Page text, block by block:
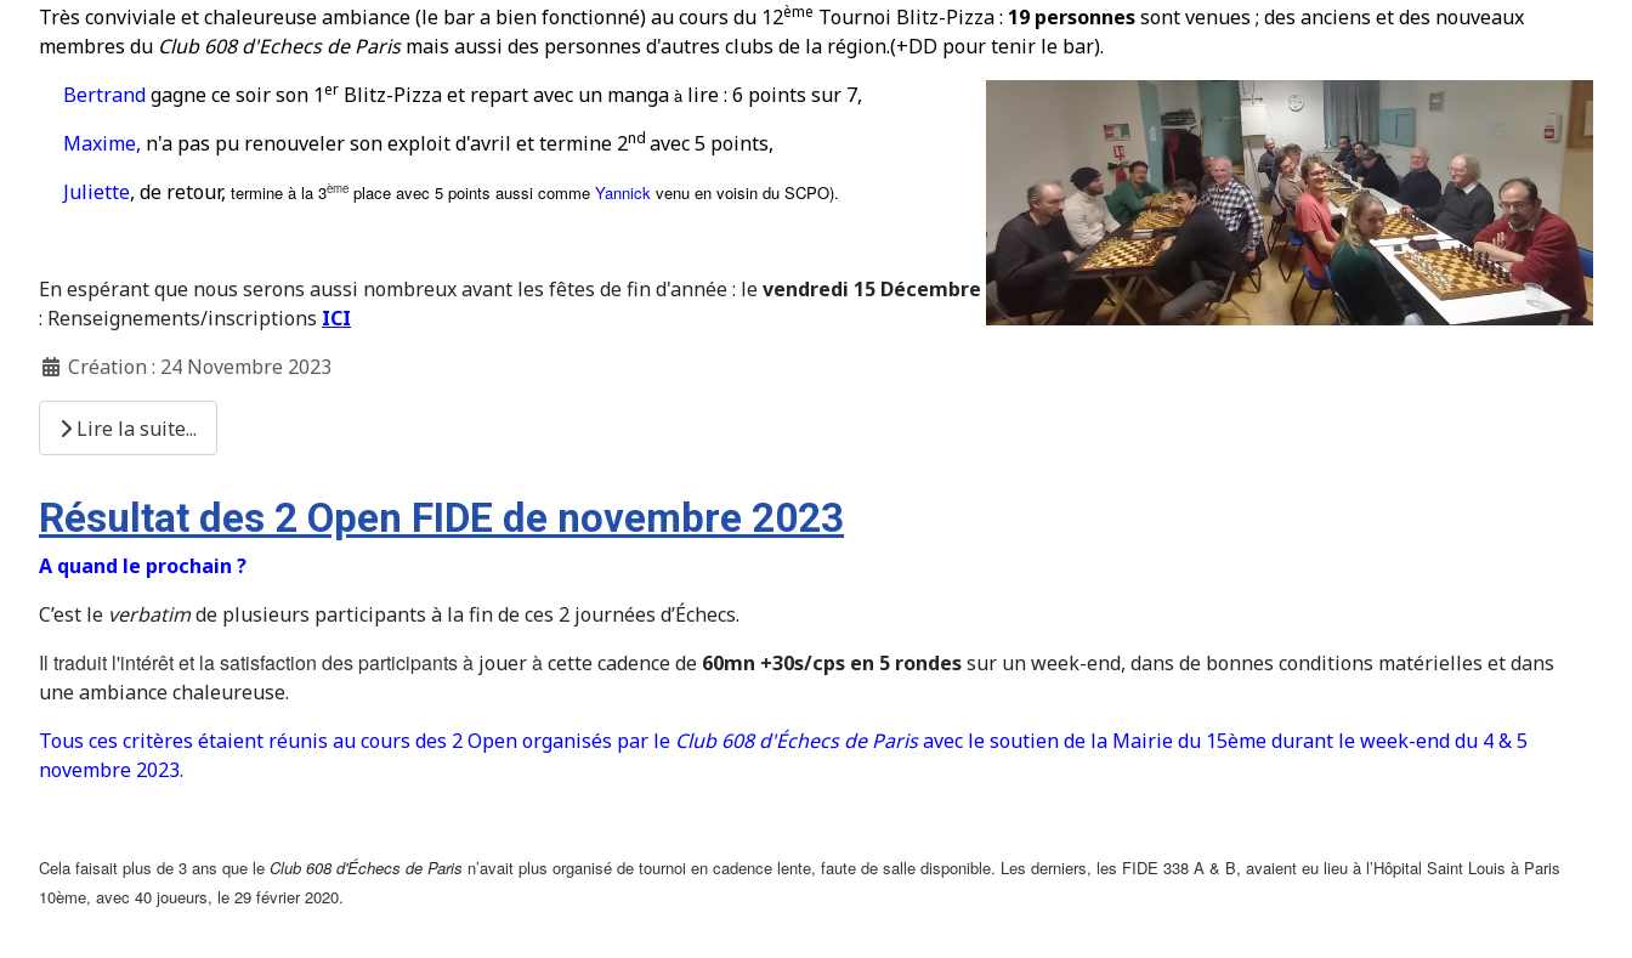
Très conviviale et chaleureuse ambiance (le bar a bien fonctionné) au cours du 12ème Tournoi Blitz-Pizza : 19 personnessont venues ; des anciens et des nouveaux
membres du Club 608 d'Echecs de Parismais aussi des personnes d'autres clubs de la région.(+DD pour tenir le bar).
Bertrandgagne ce soir son 1er Blitz-Pizza et repart avec un manga à lire : 6 points sur 7,
Maxime, n'a pas pu renouveler son exploit d'avril ettermine 2nd avec 5 points,
Juliette, de retour, termine à la 3ème place avec 5 points aussi comme Yannick venu en voisin du SCPO).
En espérant que nous serons aussi nombreux avant les fêtes de fin d'année : levendredi 15 Décembre
: Renseignements/inscriptions ICI
Création : 24 Novembre 2023
Lire la suite...
Résultat des 2 Open FIDE de novembre 2023
A quand le prochain ?
C’est le verbatimde plusieurs participants à la fin de ces 2 journées d’Échecs.
Il traduit l'intérêt et la satisfaction des participants à joueràcette cadence de 60mn +30s/cps en 5 rondessur un week-end, dans de bonnes conditions matérielles et dans
une ambiance chaleureuse.
Tous ces critères étaient réunis au cours des 2 Open organisés par le Club 608 d'Échecs de Parisavec le soutien de la Mairie du 15ème durant le week-end du 4 & 5
novembre 2023.
Cela faisait plus de 3 ans que le Club 608 d'Échecs de Paris n’avait plus organisé de tournoi en cadence lente, faute de salle disponible. Les derniers, les FIDE 338 A & B, avaient eu lieu à l’Hôpital Saint Louis à Paris
10ème, avec 40 joueurs, le 29 février 2020.